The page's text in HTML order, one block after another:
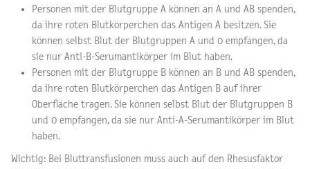
Personen mit der Blutgruppe A können an A und AB spenden,
da ihre roten Blutkörperchen das Antigen A besitzen. Sie
können selbst Blut der Blutgruppen A und 0 empfangen, da
sie nur Anti-B-Serumantikörper im Blut haben.
Personen mit der Blutgruppe B können an B und AB spenden,
da ihre roten Blutkörperchen das Antigen B auf ihrer
Oberfläche tragen. Sie können selbst Blut der Blutgruppen B
und 0 empfangen, da sie nur Anti-A-Serumantikörper im Blut
haben.
Wichtig: Bei Bluttransfusionen muss auch auf den Rhesusfaktor